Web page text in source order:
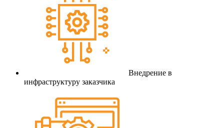
Внедрение в
инфраструктуру заказчика